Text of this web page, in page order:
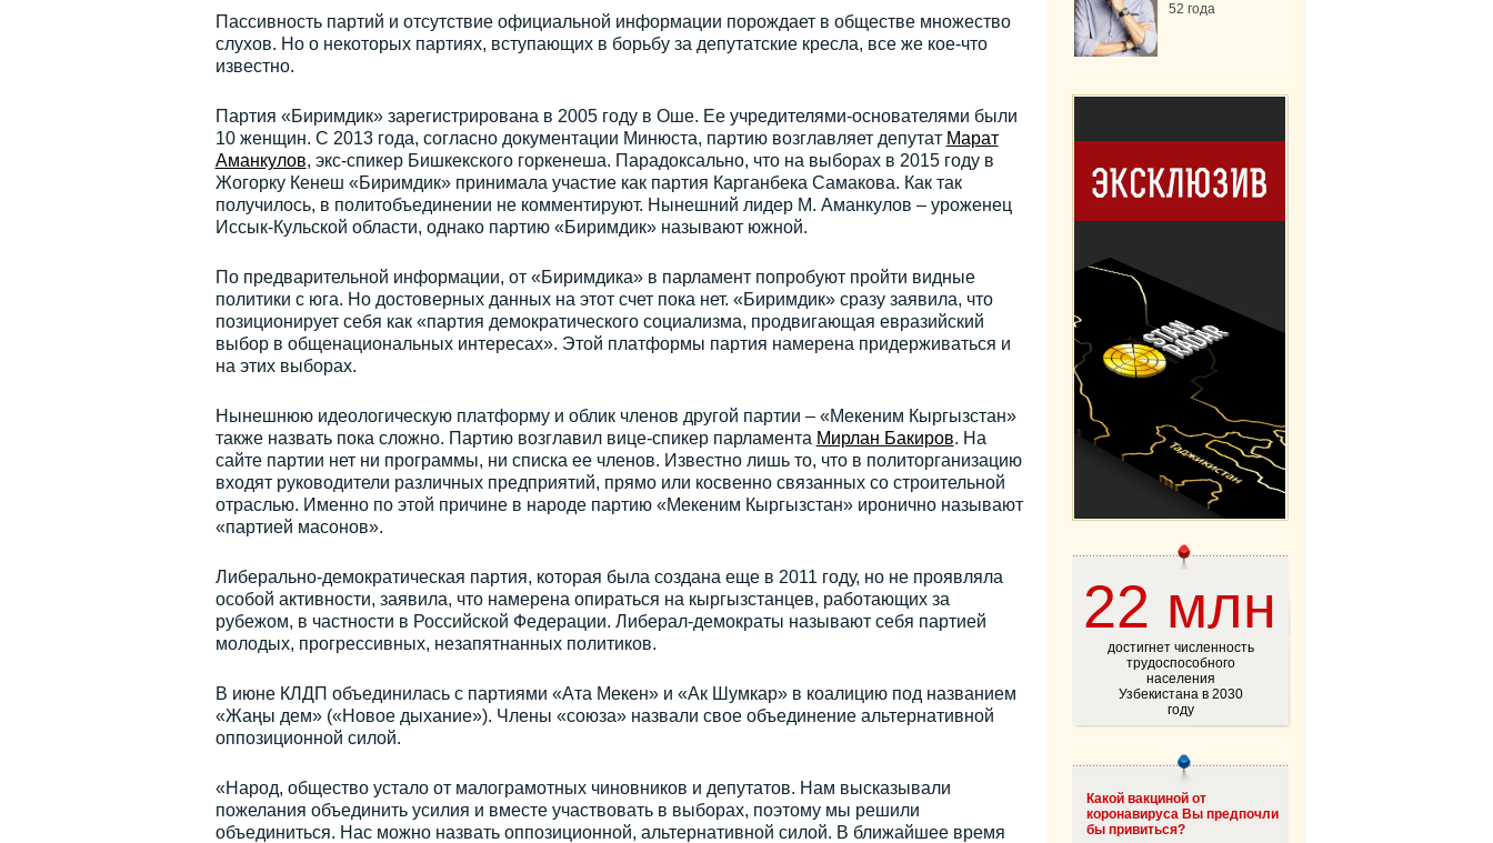
Пассивность партий и отсутствие официальной информации порождает в обществе множество
слухов. Но о некоторых партиях, вступающих в борьбу за депутатские кресла, все же кое-что
известно.
Партия «Биримдик» зарегистрирована в 2005 году в Оше. Ее учредителями-основателями были
10 женщин. С 2013 года, согласно документации Минюста, партию возглавляет депутат Марат
Аманкулов, экс-спикер Бишкекского горкенеша. Парадоксально, что на выборах в 2015 году в
Жогорку Кенеш «Биримдик» принимала участие как партия Карганбека Самакова. Как так
получилось, в политобъединении не комментируют. Нынешний лидер М. Аманкулов – уроженец
Иссык-Кульской области, однако партию «Биримдик» называют южной.
По предварительной информации, от «Биримдика» в парламент попробуют пройти видные
политики с юга. Но достоверных данных на этот счет пока нет. «Биримдик» сразу заявила, что
позиционирует себя как «партия демократического социализма, продвигающая евразийский
выбор в общенациональных интересах». Этой платформы партия намерена придерживаться и
на этих выборах.
Нынешнюю идеологическую платформу и облик членов другой партии – «Мекеним Кыргызстан»
также назвать пока сложно. Партию возглавил вице-спикер парламента Мирлан Бакиров. На
сайте партии нет ни программы, ни списка ее членов. Известно лишь то, что в политорганизацию
входят руководители различных предприятий, прямо или косвенно связанных со строительной
отраслью. Именно по этой причине в народе партию «Мекеним Кыргызстан» иронично называют
«партией масонов».
Либерально-демократическая партия, которая была создана еще в 2011 году, но не проявляла
особой активности, заявила, что намерена опираться на кыргызстанцев, работающих за
рубежом, в частности в Российской Федерации. Либерал-демократы называют себя партией
молодых, прогрессивных, незапятнанных политиков.
В июне КЛДП объединилась с партиями «Ата Мекен» и «Ак Шумкар» в коалицию под названием
«Жаңы дем» («Новое дыхание»). Члены «союза» назвали свое объединение альтернативной
оппозиционной силой.
«Народ, общество устало от малограмотных чиновников и депутатов. Нам высказывали
пожелания объединить усилия и вместе участвовать в выборах, поэтому мы решили
объединиться. Нас можно назвать оппозиционной, альтернативной силой. В ближайшее время
52 года
22 млн
достигнет численность
трудоспособного
населения
Узбекистана в 2030
году
Какой вакциной от
коронавируса Вы предпочли
бы привиться?